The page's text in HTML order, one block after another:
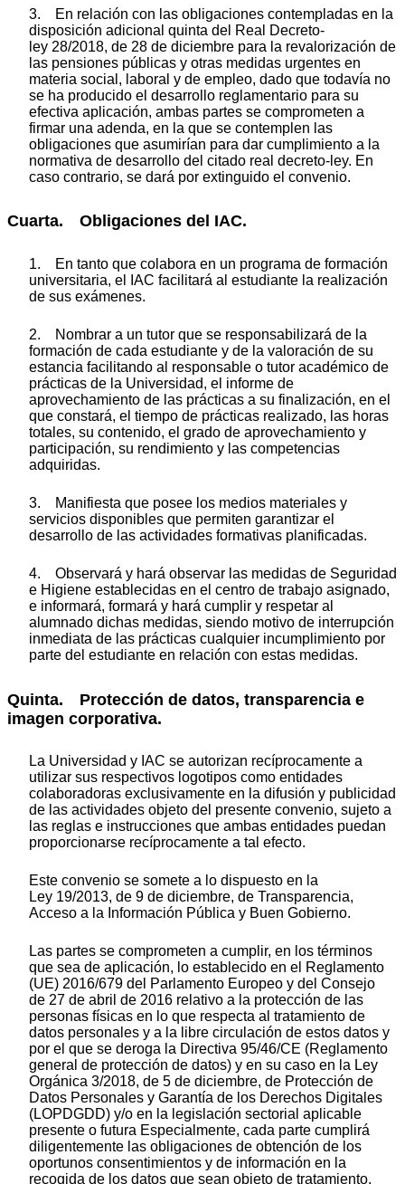
3. En relación con las obligaciones contempladas en la
disposición adicional quinta del Real Decreto-
ley 28/2018, de 28 de diciembre para la revalorización de
las pensiones públicas y otras medidas urgentes en
materia social, laboral y de empleo, dado que todavía no
se ha producido el desarrollo reglamentario para su
efectiva aplicación, ambas partes se comprometen a
firmar una adenda, en la que se contemplen las
obligaciones que asumirían para dar cumplimiento a la
normativa de desarrollo del citado real decreto-ley. En
caso contrario, se dará por extinguido el convenio.
Cuarta. Obligaciones del IAC.
1. En tanto que colabora en un programa de formación
universitaria, el IAC facilitará al estudiante la realización
de sus exámenes.
2. Nombrar a un tutor que se responsabilizará de la
formación de cada estudiante y de la valoración de su
estancia facilitando al responsable o tutor académico de
prácticas de la Universidad, el informe de
aprovechamiento de las prácticas a su finalización, en el
que constará, el tiempo de prácticas realizado, las horas
totales, su contenido, el grado de aprovechamiento y
participación, su rendimiento y las competencias
adquiridas.
3. Manifiesta que posee los medios materiales y
servicios disponibles que permiten garantizar el
desarrollo de las actividades formativas planificadas.
4. Observará y hará observar las medidas de Seguridad
e Higiene establecidas en el centro de trabajo asignado,
e informará, formará y hará cumplir y respetar al
alumnado dichas medidas, siendo motivo de interrupción
inmediata de las prácticas cualquier incumplimiento por
parte del estudiante en relación con estas medidas.
Quinta. Protección de datos, transparencia e
imagen corporativa.
La Universidad y IAC se autorizan recíprocamente a
utilizar sus respectivos logotipos como entidades
colaboradoras exclusivamente en la difusión y publicidad
de las actividades objeto del presente convenio, sujeto a
las reglas e instrucciones que ambas entidades puedan
proporcionarse recíprocamente a tal efecto.
Este convenio se somete a lo dispuesto en la
Ley 19/2013, de 9 de diciembre, de Transparencia,
Acceso a la Información Pública y Buen Gobierno.
Las partes se comprometen a cumplir, en los términos
que sea de aplicación, lo establecido en el Reglamento
(UE) 2016/679 del Parlamento Europeo y del Consejo
de 27 de abril de 2016 relativo a la protección de las
personas físicas en lo que respecta al tratamiento de
datos personales y a la libre circulación de estos datos y
por el que se deroga la Directiva 95/46/CE (Reglamento
general de protección de datos) y en su caso en la Ley
Orgánica 3/2018, de 5 de diciembre, de Protección de
Datos Personales y Garantía de los Derechos Digitales
(LOPDGDD) y/o en la legislación sectorial aplicable
presente o futura Especialmente, cada parte cumplirá
diligentemente las obligaciones de obtención de los
oportunos consentimientos y de información en la
recogida de los datos que sean objeto de tratamiento.